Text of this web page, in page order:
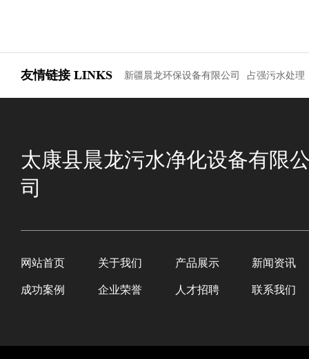
友情链接 LINKS 新疆晨龙环保设备有限公司 占强污水处理
太康县晨龙污水净化设备有限
司
网站首页 关于我们 产品展示 新闻资讯
成功案例 企业荣誉 人才招聘 联系我们